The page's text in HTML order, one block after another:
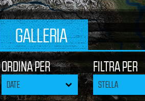
GALLERIA
ORDINA PER
DATE
FILTRA PER
STELLA